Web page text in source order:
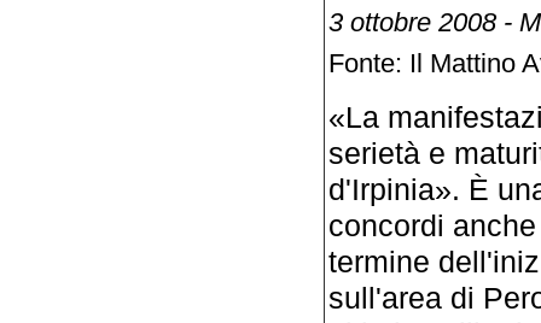
3 ottobre 2008 -
Fonte: Il Mattino
«La
serietà e
d'Irpinia». È
concordi
termine
sull'area di